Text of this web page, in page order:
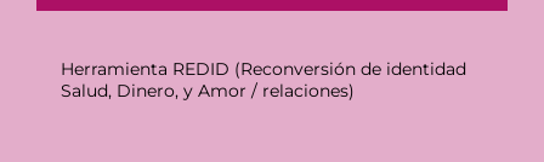
Herramienta REDID (Reconversión de identidad
Salud, Dinero, y Amor / relaciones)